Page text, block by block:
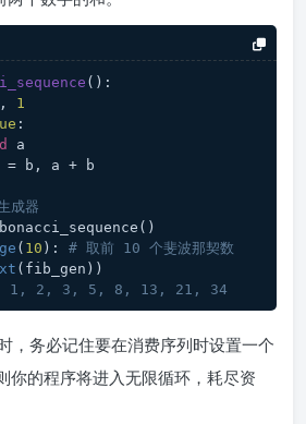
():
, 1
:
a
a, b = b, a + b
成器
( 10 ): # 取前 10 个斐波那契数
(fib_gen))
1, 2, 3, 5, 8, 13, 21, 34
，务必记住要在消费序列时设置一个
你的程序将进入无限循环，耗尽资